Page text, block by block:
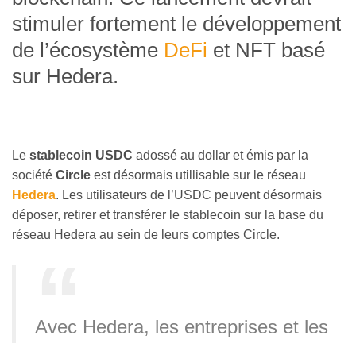
stimuler fortement le développement
de l’écosystème DeFi et NFT basé
sur Hedera.
Le stablecoin USDC adossé au dollar et émis par la
société Circle est désormais utillisable sur le réseau
Hedera. Les utilisateurs de l’USDC peuvent désormais
déposer, retirer et transférer le stablecoin sur la base du
réseau Hedera au sein de leurs comptes Circle.
Avec Hedera, les entreprises et les